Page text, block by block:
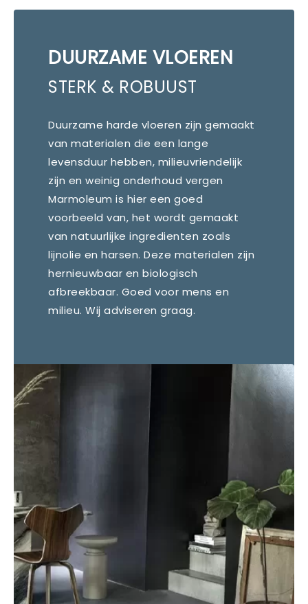
DUURZAME VLOEREN
STERK & ROBUUST
Duurzame harde vloeren zijn gemaakt
van materialen die een lange
levensduur hebben, milieuvriendelijk
zijn en weinig onderhoud vergen
Marmoleum is hier een goed
voorbeeld van, het wordt gemaakt
van natuurlijke ingredienten zoals
lijnolie en harsen. Deze materialen zijn
hernieuwbaar en biologisch
afbreekbaar. Goed voor mens en
milieu. Wij adviseren graag.